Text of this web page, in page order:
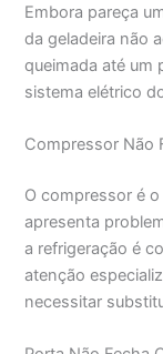
Embora pareça
da geladeira não
queimada até um
sistema elétrico
Compressor Não
O compressor é
apresenta
a refrigeração é
atenção
necessitar